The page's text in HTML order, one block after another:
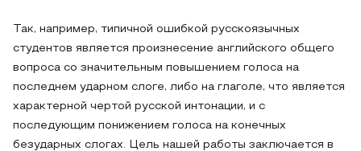
Так, например, типичной ошибкой русскоязычных
студентов является произнесение английского общего
вопроса со значительным повышением голоса на
последнем ударном слоге, либо на глаголе, что является
характерной чертой русской интонации, и с
последующим понижением голоса на конечных
безударных слогах. Цель нашей работы заключается в